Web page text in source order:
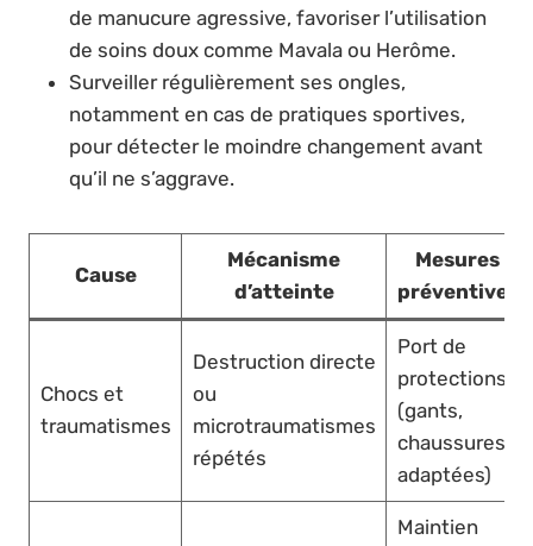
de manucure agressive, favoriser l’utilisation
de soins doux comme Mavala ou Herôme.
Surveiller régulièrement ses ongles,
notamment en cas de pratiques sportives,
pour détecter le moindre changement avant
qu’il ne s’aggrave.
Cause
Mécanisme
d’atteinte
Mesures
préventives
Chocs et
traumatismes
Destruction directe
ou
microtraumatismes
répétés
Port de
protections
(gants,
chaussures
adaptées)
Maintien